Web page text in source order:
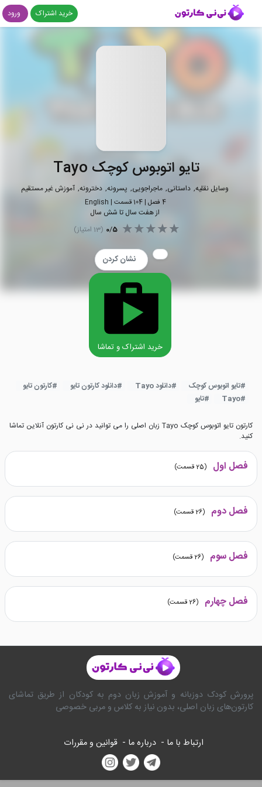
خرید اشتراک ورود
تایو اتوبوس کوچک Tayo
وسایل نقلیه داستانی ماجراجویی پسرونه دخترونه آموزش غیر مستقیم
4 فصل | 104 قسمت |
از هفت سال تا شش سال
0/5
(
13 امتیاز)
نشان کردن
خرید اشتراک و تماشا
#تایو اتوبوس کوچک #دانلود Tayo #دانلود کارتون تایو #کارتون تایو
#
Tayo
#تایو
کارتون تایو اتوبوس کوچک Tayo زبان اصلی را می توانید در نی نی کارتون آنلاین تماشا
کنید.
فصل اول (
25 قسمت)
فصل دوم (
26 قسمت)
فصل سوم (
26 قسمت)
فصل چهارم (
26 قسمت)
پرورش کودک دوزبانه و آموزش زبان دوم به کودکان از طریق تماشای
کارتون‌های زبان اصلی، بدون نیاز به کلاس و مربی خصوصی
ارتباط با ما - درباره ما - قوانین و مقررات